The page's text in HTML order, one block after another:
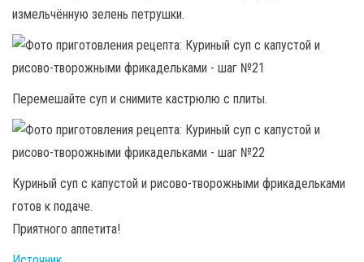
измельчённую зелень петрушки.
Перемешайте суп и снимите кастрюлю с плиты.
Куриный суп с капустой и рисово-творожными фрикадельками
готов к подаче.
Приятного аппетита!